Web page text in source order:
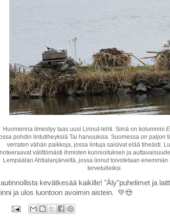
Huomenna ilmestyy taas uusi Linnut-lehti. Siinä on kolumnini
pohdin lintutiheyksiä Tai harvuuksia. Suomessa on paljon
verraten vähän paikkoja, jossa lintuja saisivat elää tiheästi.
noteeraavat välittömästi ihmisten kunnioituksen ja
Lempäälän Ahtialanjärveltä, jossa linnut toivotetaan enemmän
tervetulleiksi.
kevätkesää kaikille! "Äly"puhelimet ja
ja ulos luontoon avoimin aistein. 💚😍